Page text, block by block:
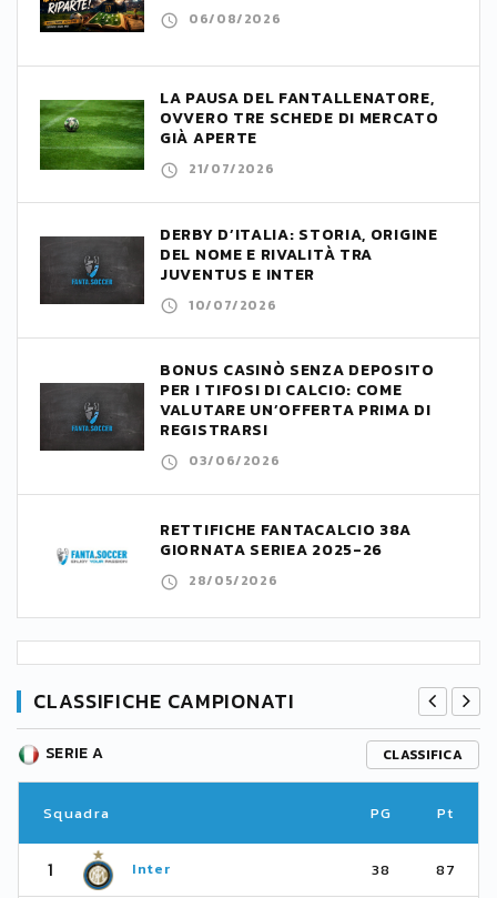
06/08/2026
LA PAUSA DEL FANTALLENATORE,
OVVERO TRE SCHEDE DI MERCATO
GIÀ APERTE
21/07/2026
DERBY D’ITALIA: STORIA, ORIGINE
DEL NOME E RIVALITÀ TRA
JUVENTUS E INTER
10/07/2026
BONUS CASINÒ SENZA DEPOSITO
PER I TIFOSI DI CALCIO: COME
VALUTARE UN’OFFERTA PRIMA DI
REGISTRARSI
03/06/2026
RETTIFICHE FANTACALCIO 38A
GIORNATA SERIEA 2025-26
28/05/2026
CLASSIFICHE CAMPIONATI
SERIE A CLASSIFICA
Squadra PG Pt
1 Inter 38 87